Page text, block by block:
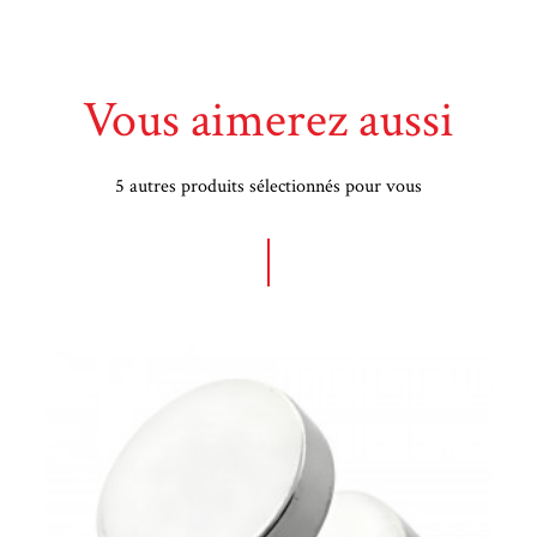
Vous aimerez aussi
5 autres produits sélectionnés pour vous